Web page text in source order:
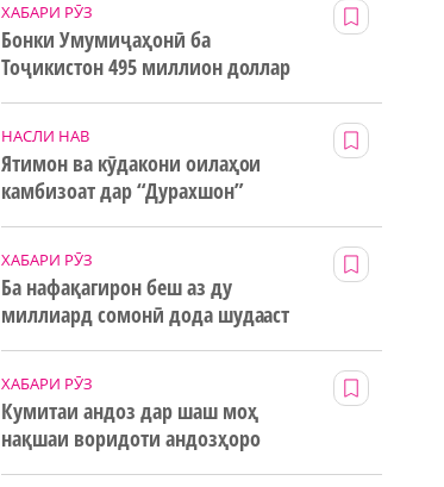
ХАБАРИ РӮЗ
Бонки Умумиҷаҳонӣ ба
Тоҷикистон 495 миллион доллар
НАСЛИ НАВ
Ятимон ва кӯдакони оилаҳои
камбизоат дар “Дурахшон”
ХАБАРИ РӮЗ
Ба нафақагирон беш аз ду
миллиард сомонӣ дода шудааст
ХАБАРИ РӮЗ
Кумитаи андоз дар шаш моҳ
нақшаи воридоти андозҳоро